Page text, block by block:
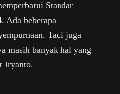
Standar
Ada beberapa
Tadi juga
masih banyak hal yang
Iryanto.